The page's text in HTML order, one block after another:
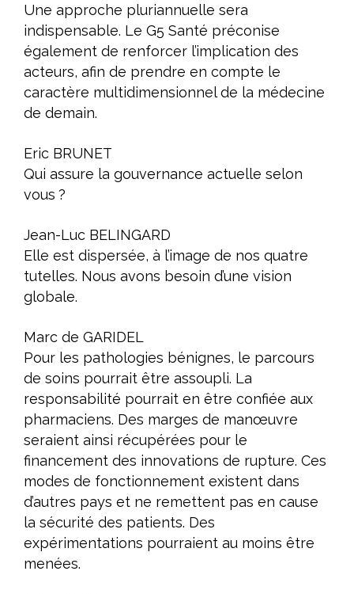
Une approche pluriannuelle sera
indispensable. Le G5 Santé préconise
également de renforcer l’implication des
acteurs, afin de prendre en compte le
caractère multidimensionnel de la médecine
de demain.
Eric BRUNET
Qui assure la gouvernance actuelle selon
vous ?
Jean-Luc BELINGARD
Elle est dispersée, à l’image de nos quatre
tutelles. Nous avons besoin d’une vision
globale.
Marc de GARIDEL
Pour les pathologies bénignes, le parcours
de soins pourrait être assoupli. La
responsabilité pourrait en être confiée aux
pharmaciens. Des marges de manœuvre
seraient ainsi récupérées pour le
financement des innovations de rupture. Ces
modes de fonctionnement existent dans
d’autres pays et ne remettent pas en cause
la sécurité des patients. Des
expérimentations pourraient au moins être
menées.